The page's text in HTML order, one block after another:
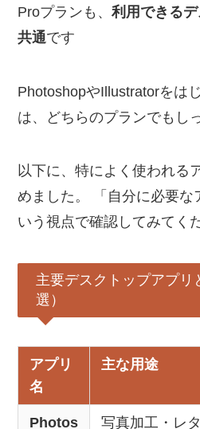
Proプランも、利用できる
共通です
PhotoshopやIllustratorをは
は、どちらのプランでもし
以下に、特によく使われる
めました。 「自分に必要な
いう視点で確認してみてく
主要デスクトップアプリ
選）
アプリ
名
主な用途
Photos 写真加工・レ